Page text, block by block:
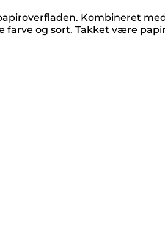
Kombineret
og sort. Takket være